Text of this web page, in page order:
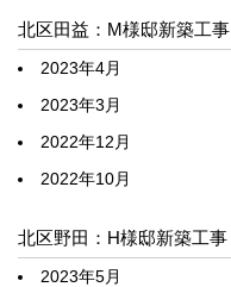
北区田益：M様邸新築工事
2023年4月
2023年3月
2022年12月
2022年10月
北区野田：H様邸新築工事
2023年5月